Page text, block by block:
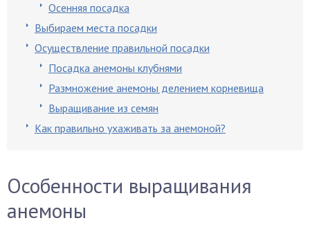
Осенняя посадка
Выбираем места посадки
Осуществление правильной посадки
Посадка анемоны клубнями
Размножение анемоны делением корневища
Выращивание из семян
Как правильно ухаживать за анемоной?
Особенности выращивания
анемоны